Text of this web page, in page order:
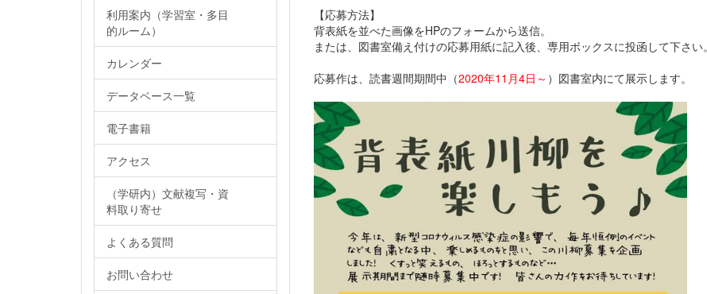
【応募方法】
背表紙を並べた画像をHPのフォームから送信。
または、図書室備え付けの応募用紙に記入後、専用ボックスに投函して下さい。
応募作は、読書週間期間中（2020年11月4日～ ）図書室内にて展示します。
利用案内（学習室・多目
的ルーム）
カレンダー
データベース一覧
電子書籍
アクセス
（学研内）文献複写・資
料取り寄せ
よくある質問
お問い合わせ